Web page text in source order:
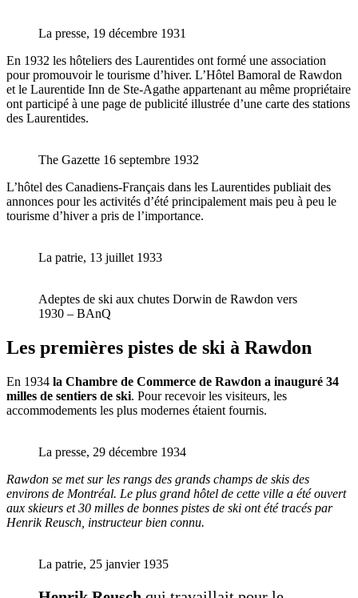
La presse, 19 décembre 1931
En 1932 les hôteliers des Laurentides ont formé une association
pour promouvoir le tourisme d’hiver. L’Hôtel Bamoral de Rawdon
et le Laurentide Inn de Ste-Agathe appartenant au même propriétaire
ont participé à une page de publicité illustrée d’une carte des stations
des Laurentides.
The Gazette 16 septembre 1932
L’hôtel des Canadiens-Français dans les Laurentides publiait des
annonces pour les activités d’été principalement mais peu à peu le
tourisme d’hiver a pris de l’importance.
La patrie, 13 juillet 1933
Adeptes de ski aux chutes Dorwin de Rawdon vers
1930 – BAnQ
Les premières pistes de ski à Rawdon
En 1934 la Chambre de Commerce de Rawdon a inauguré 34
milles de sentiers de ski. Pour recevoir les visiteurs, les
accommodements les plus modernes étaient fournis.
La presse, 29 décembre 1934
Rawdon se met sur les rangs des grands champs de skis des
environs de Montréal. Le plus grand hôtel de cette ville a été ouvert
aux skieurs et 30 milles de bonnes pistes de ski ont été tracés par
Henrik Reusch, instructeur bien connu.
La patrie, 25 janvier 1935